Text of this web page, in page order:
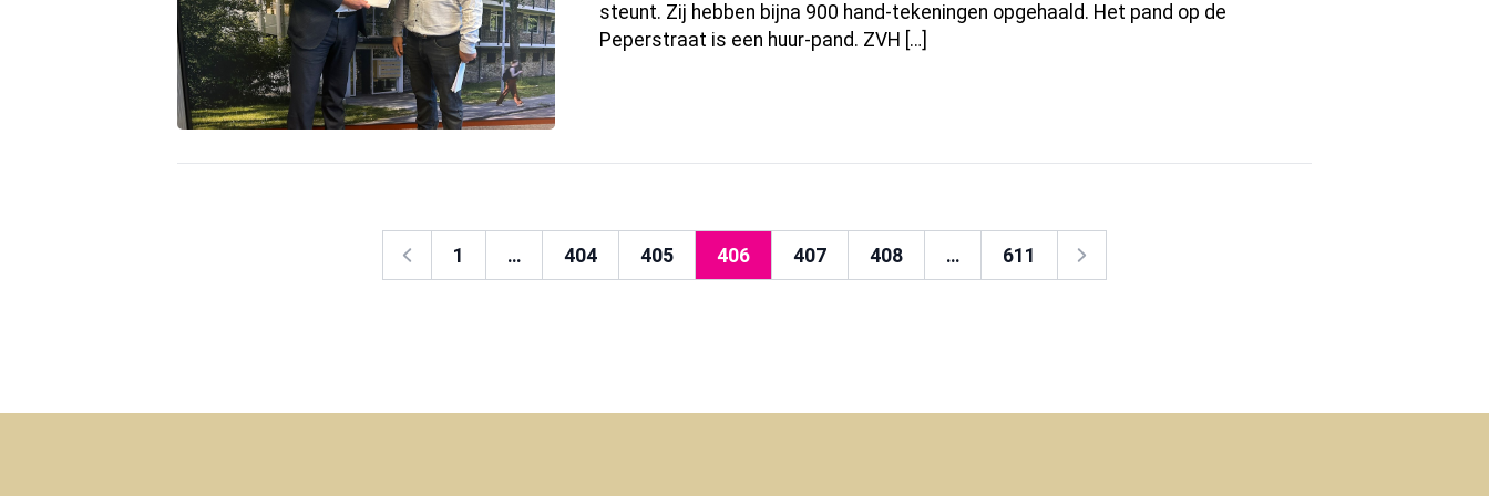
steunt. Zij hebben bijna 900 hand-tekeningen opgehaald. Het pand op de
Peperstraat is een huur-pand. ZVH […]
Vorige
1 … 404 405 406 407 408 … 611
Volgende